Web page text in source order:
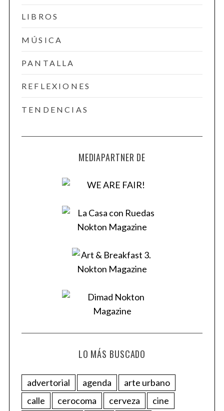
LIBROS
MÚSICA
PANTALLA
REFLEXIONES
TENDENCIAS
MEDIAPARTNER DE
LO MÁS BUSCADO
advertorial agenda
arte urbano
calle
cerocoma cerveza
cine